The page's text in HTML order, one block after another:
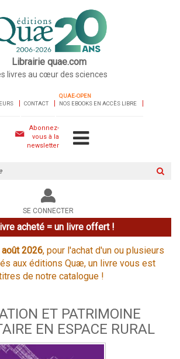
Librairie quae.com
livres au cœur des sciences
CONTACT
QUAE-OPEN
NOS EBOOKS EN ACCÈS LIBRE
Abonnez-
vous à la
newsletter
le
site
SE CONNECTER
acheté = un livre offert !
2026, pour l'achat d'un ou plusieurs
aux éditions Quæ, un livre vous est
de notre catalogue !
ET PATRIMOINE
EN ESPACE RURAL